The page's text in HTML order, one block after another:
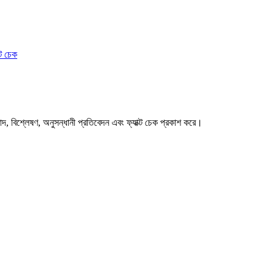
চেক
বিশ্লেষণ, অনুসন্ধানী প্রতিবেদন এবং ফ্যাক্ট চেক প্রকাশ করে।